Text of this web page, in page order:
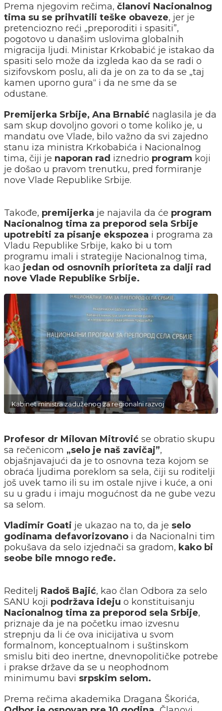
Prema njegovim rečima, članovi Nacionalnog
tima su se prihvatili teške obaveze, jer je
pretenciozno reći „preporoditi i spasiti”,
pogotovo u današim uslovima globalnih
migracija ljudi. Ministar Krkobabić je istakao da
spasiti selo može da izgleda kao da se radi o
sizifovskom poslu, ali da je on za to da se „taj
kamen uporno gura“ i da ne sme da se
odustane.
Premijerka Srbije, Ana Brnabić naglasila je da
sam skup dovoljno govori o tome koliko je, u
mandatu ove Vlade, bilo važno da svi zajedno
stanu iza ministra Krkobabića i Nacionalnog
tima, čiji je naporan rad iznedrio program koji
je došao u pravom trenutku, pred formiranje
nove Vlade Republike Srbije.
Takođe, premijerka je najavila da će program
Nacionalnog tima za preporod sela Srbije
upotrebiti za pisanje ekspozea i programa za
Vladu Republike Srbije, kako bi u tom
programu imali i strategije Nacionalnog tima,
kao jedan od osnovnih prioriteta za dalji rad
nove Vlade Republike Srbije.
Kabinet ministra zaduženog za regionalni razvoj
Profesor dr Milovan Mitrović se obratio skupu
sa rečenicom „selo je naš zavičaj”,
objašnjavajući da je to osnovna teza kojom se
obraća ljudima poreklom sa sela, čiji su roditelji
još uvek tamo ili su im ostale njive i kuće, a oni
su u gradu i imaju mogućnost da ne gube vezu
sa selom.
Vladimir Goati je ukazao na to, da je selo
godinama defavorizovano i da Nacionalni tim
pokušava da selo izjednači sa gradom, kako bi
seobe bile mnogo ređe.
Reditelj Radoš Bajić, kao član Odbora za selo
SANU koji podržava ideju o konstituisanju
Nacionalnog tima za preporod sela Srbije,
priznaje da je na početku imao izvesnu
strepnju da li će ova inicijativa u svom
formalnom, konceptualnom i suštinskom
smislu biti deo inertne, dnevnopolitičke potrebe
i prakse države da se u neophodnom
minimumu bavi srpskim selom.
Prema rečima akademika Dragana Škorića,